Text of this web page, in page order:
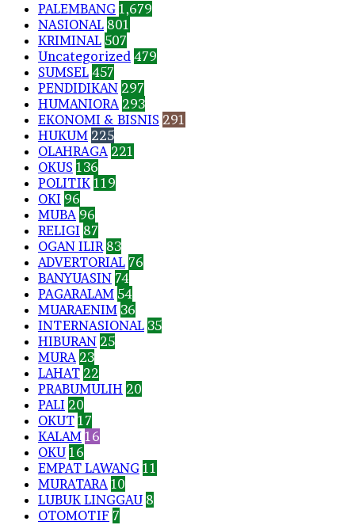
PALEMBANG 1,679
NASIONAL 801
KRIMINAL 507
Uncategorized 479
SUMSEL 457
PENDIDIKAN 297
HUMANIORA 293
EKONOMI & BISNIS 291
HUKUM 225
OLAHRAGA 221
OKUS 136
POLITIK 119
OKI 96
MUBA 96
RELIGI 87
OGAN ILIR 83
ADVERTORIAL 76
BANYUASIN 74
PAGARALAM 54
MUARAENIM 36
INTERNASIONAL 35
HIBURAN 25
MURA 23
LAHAT 22
PRABUMULIH 20
PALI 20
OKUT 17
KALAM 16
OKU 16
EMPAT LAWANG 11
MURATARA 10
LUBUK LINGGAU 8
OTOMOTIF 7